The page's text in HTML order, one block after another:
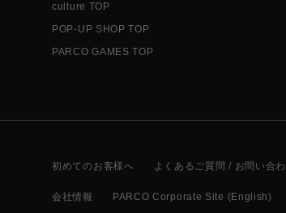
culture TOP
POP-UP SHOP TOP
PARCO GAMES TOP
初めてのお客様へ よくあるご質問 / お問い合
会社情報 PARCO Corporate Site (English)